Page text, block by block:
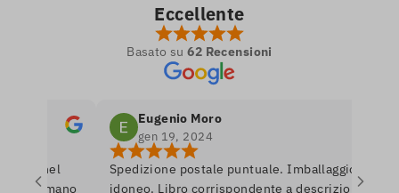
Eccellente
Basato su 62 Recensioni
amano
Eugenio Moro
gen 19, 2024
Spedizione postale puntuale. Imballaggio
idoneo. Libro corrispondente a descrizione.